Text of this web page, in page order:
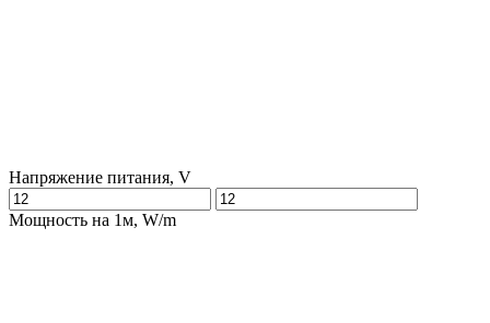
Напряжение питания, V
Мощность на 1м, W/m